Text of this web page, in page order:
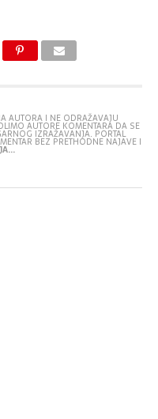
AUTORA I NE ODRAŽAVAJU
AUTORE KOMENTARA DA SE
IZRAŽAVANJA. PORTAL
BEZ PRETHODNE NAJAVE I